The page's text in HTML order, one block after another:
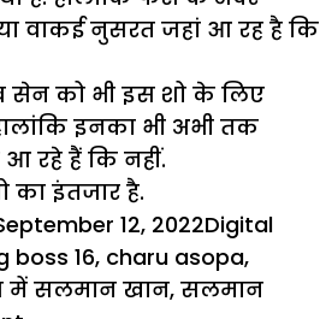
वाकई नुसरत जहां आ रह है कि
सेन को भी इस शो के लिए
इनका भी अभी तक
रहे हैं कि नहीं.
इंतजार है.
12, 2022Author
Digital
boss 16, charu asopa,
में सलमान खान, सलमान